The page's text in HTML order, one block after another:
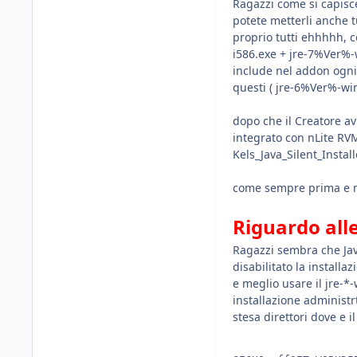
Ragazzi come si
potete metterli anche
proprio tutti ehhhhh,
i586.exe + jre-
include nel addon
questi ( jre-6%Ver%-
dopo che il Creatore
integrato con nLite
come sempre prima
Riguardo
Ragazzi sembra che
disabilitato la
e meglio usare il jre-
installazione
stesa direttori dove e